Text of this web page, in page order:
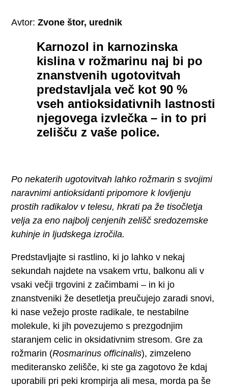
Avtor:Zvone štor, urednik
Karnozol in karnozinska
kislina v rožmarinu naj bi po
znanstvenih ugotovitvah
predstavljala več kot 90 %
vseh antioksidativnih lastnosti
njegovega izvlečka – in to pri
zelišču z vaše police.
Po nekaterih ugotovitvah lahko rožmarin s svojimi
naravnimi antioksidanti pripomore k lovljenju
prostih radikalov v telesu, hkrati pa že tisočletja
velja za eno najbolj cenjenih zelišč sredozemske
kuhinje in ljudskega izročila.
Predstavljajte si rastlino, ki jo lahko v nekaj
sekundah najdete na vsakem vrtu, balkonu ali v
vsaki večji trgovini z začimbami – in ki jo
znanstveniki že desetletja preučujejo zaradi snovi,
ki nase vežejo proste radikale, te nestabilne
molekule, ki jih povezujemo s prezgodnjim
staranjem celic in oksidativnim stresom. Gre za
rožmarin (Rosmarinus officinalis), zimzeleno
mediteransko zelišče, ki ste ga zagotovo že kdaj
uporabili pri peki krompirja ali mesa, morda pa še